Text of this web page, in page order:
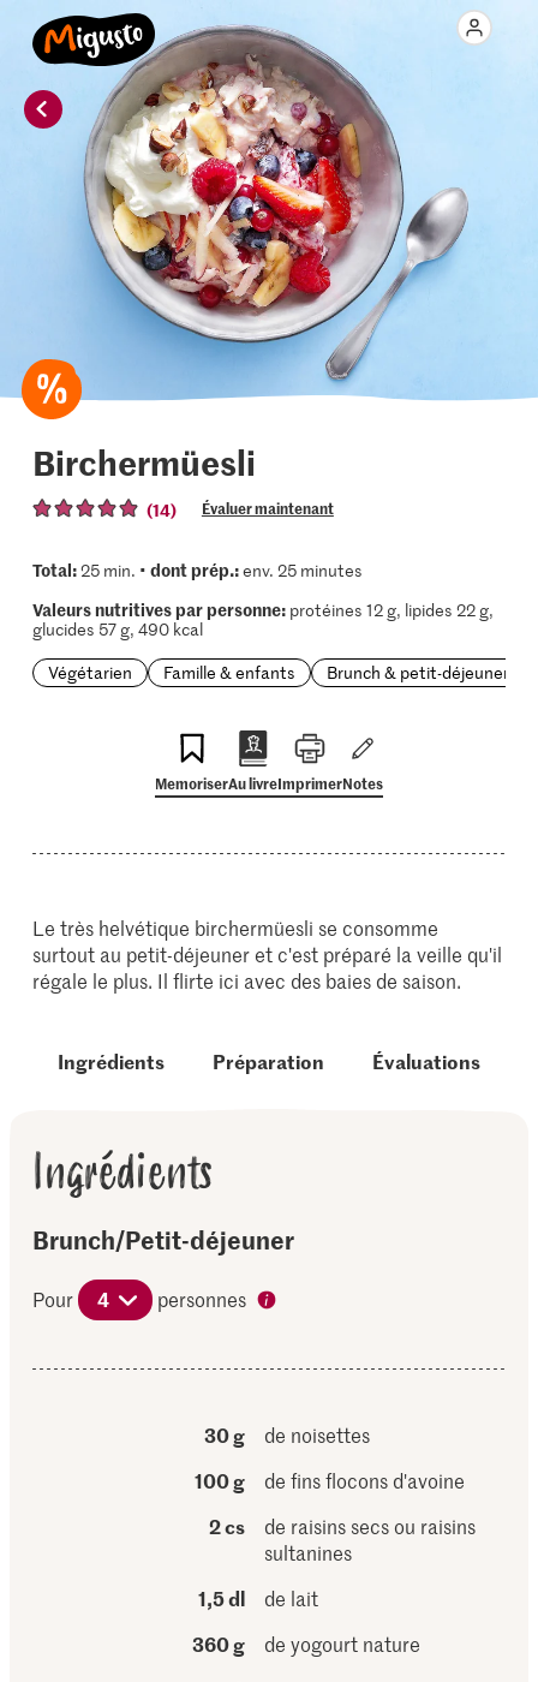
Birchermüesli
(14) Évaluer maintenant
Total:25 min. • dont prép.:env. 25 minutes
Valeurs nutritives par personne:protéines 12 g, lipides 22 g,
glucides 57 g, 490 kcal
Végétarien
Famille & enfants Brunch & petit-déjeuner
MemoriserAu livreImprimerNotes
Le très helvétique birchermüesli se consomme
surtout au petit-déjeuner et c'est préparé la veille qu'il
régale le plus. Il flirte ici avec des baies de saison.
Ingrédients Préparation Évaluations
Ingrédients
Brunch/Petit-déjeuner
Pour 4 personnes
30 g
de noisettes
100 g
de fins flocons d'avoine
2 cs
de raisins secs ou raisins
sultanines
1,5 dl
de lait
360 g
de yogourt nature